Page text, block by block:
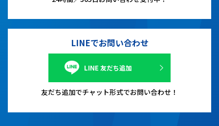
LINEでお問い合わせ
LINE 友だち追加
友だち追加でチャット形式でお問い合わせ！